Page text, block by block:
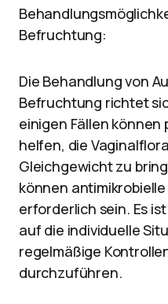
Befruchtung:
Die Behandlung von
Befruchtung richtet
einigen Fällen
helfen, die
Gleichgewicht zu
können
erforderlich sein. Es
auf die individuelle
regelmäßige
durchzuführen.